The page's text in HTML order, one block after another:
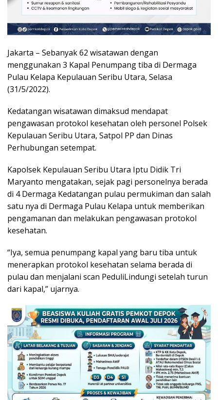
Jakarta – Sebanyak 62 wisatawan dengan
menggunakan 3 Kapal Penumpang tiba di Dermaga
Pulau Kelapa Kepulauan Seribu Utara, Selasa
(31/5/2022).
Kedatangan wisatawan dimaksud mendapat
pengawasan protokol kesehatan oleh personel Polsek
Kepulauan Seribu Utara, Satpol PP dan Dinas
Perhubungan setempat.
Kapolsek Kepulauan Seribu Utara Iptu Didik Tri
Maryanto mengatakan, sejak pagi personelnya berada
di 4 Dermaga Kedatangan pulau permukiman dan salah
satu nya di Dermaga Pulau Kelapa untuk memberikan
pengamanan dan melakukan pengawasan protokol
kesehatan.
“Iya, semua penumpang kapal yang baru tiba untuk
menerapkan protokol kesehatan selama berada di
pulau dan menjalani scan PeduliLindungi setelah turun
dari kapal,” ujarnya.